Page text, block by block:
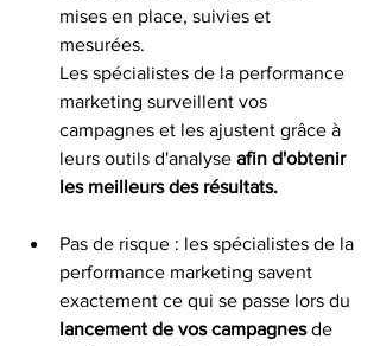
mises en place, suivies et
mesurées.
Les spécialistes de la performance
marketing surveillent vos
campagnes et les ajustent grâce à
leurs outils d'analyse afin d'obtenir
les meilleurs des résultats.
Pas de risque : les spécialistes de la
performance marketing savent
exactement ce qui se passe lors du
lancement de vos campagnes de